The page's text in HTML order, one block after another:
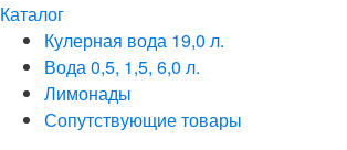
Каталог
Кулерная вода 19,0 л.
Вода 0,5, 1,5, 6,0 л.
Лимонады
Сопутствующие товары